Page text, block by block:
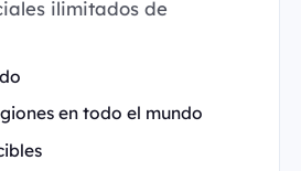
ilimitados de
en todo el mundo